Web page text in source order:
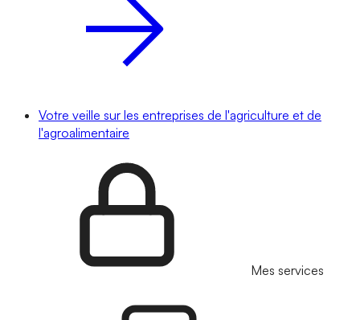
Votre veille sur les entreprises de l'agriculture et de
l'agroalimentaire
Mes services